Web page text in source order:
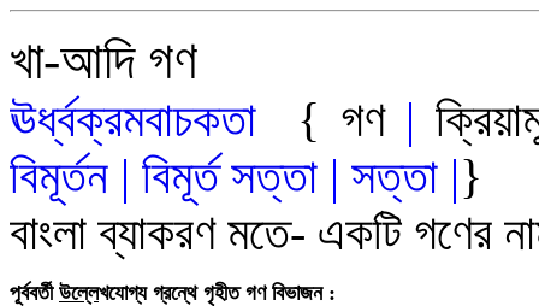
খা-আদি গণ
ঊর্ধ্বক্রমবাচকতা { গণ|
বিমূর্তন | বিমূর্ত সত্ত | সত্তা |}
বাংলা ব্যাকরণ মতে- একটি গণের
পূর্ববর্তী উল্লেখযোগ্য গ্রন্থে গৃহীত গণ বিভাজন :